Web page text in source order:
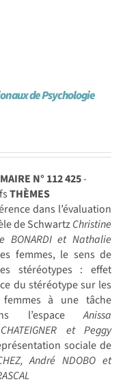
de Psychologie
N° 112425-
THÈMES
dans l’évaluation
de SchwartzChristine
BONARDI et Nathalie
femmes, le sens de
stéréotypes : effet
du stéréotype sur les
femmes à une tâche
l’espaceAnissa
et Peggy
sociale de
André NDOBO et